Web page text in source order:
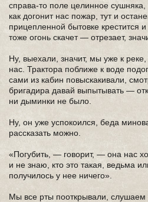
справа-то поле целинное сушняка,
как догонит нас пожар, тут и
прицепленной бытовке крестится
тоже огонь скачет — отрезает,
Ну, выехали, значит, мы уже к
нас. Трактора поближе к воде
сами из кабин повыскакивали,
бригадира давай выпытывать —
ни дыминки не было.
Ну, он уже успокоился, беда
рассказать можно.
«Погубить, — говорит, — она нас
и не знаю, кто это такая, ведьма
получилось у нее ничего».
Мы все рты пооткрывали, слушаем